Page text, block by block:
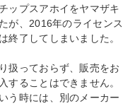
ップスアホイをヤマザキ
が、2016年のライセンス
終了してしまいました。
扱っておらず、販売をお
することはできません。
う時には、別のメーカー